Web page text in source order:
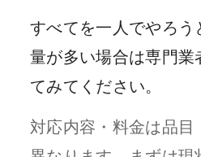
すべてを一人でやろう
量が多い場合は専門業
てみてください。
対応内容・料金は品目